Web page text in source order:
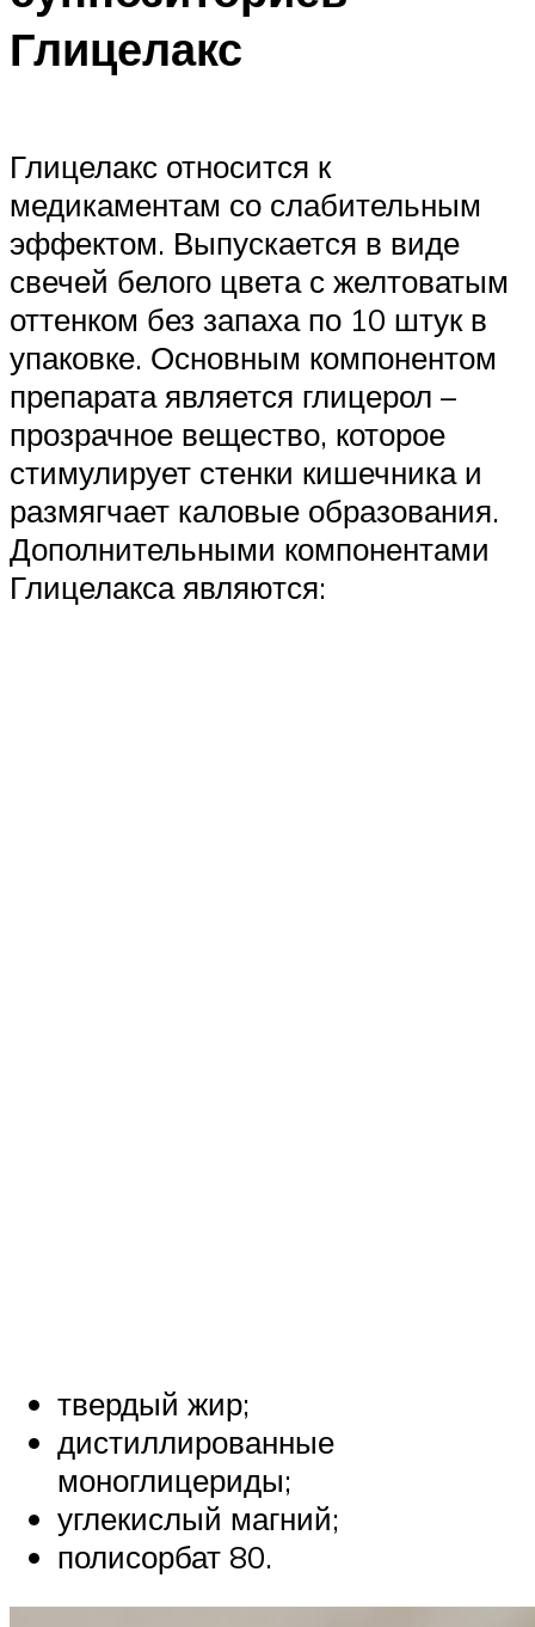
Глицелакс
Глицелакс относится к
медикаментам со слабительным
эффектом. Выпускается в виде
свечей белого цвета с желтоватым
оттенком без запаха по 10 штук в
упаковке. Основным компонентом
препарата является глицерол –
прозрачное вещество, которое
стимулирует стенки кишечника и
размягчает каловые образования.
Дополнительными компонентами
Глицелакса являются:
твердый жир;
дистиллированные
моноглицериды;
углекислый магний;
полисорбат 80.